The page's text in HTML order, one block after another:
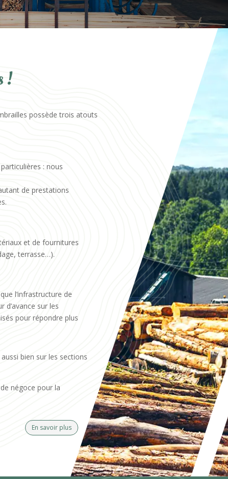
!
possède trois atouts
: nous
de prestations
et de fournitures
terrasse…).
l’infrastructure de
d’avance sur les
pour répondre plus
bien sur les sections
négoce pour la
En savoir plus